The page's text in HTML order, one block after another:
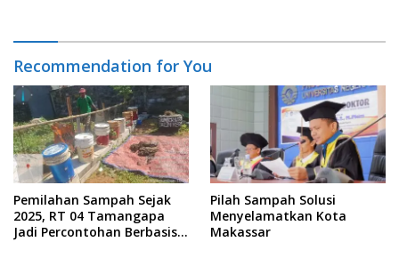
Recommendation for You
Pemilahan Sampah Sejak
2025, RT 04 Tamangapa
Jadi Percontohan Berbasis
Pilah Sampah Solusi
Menyelamatkan Kota
Makassar